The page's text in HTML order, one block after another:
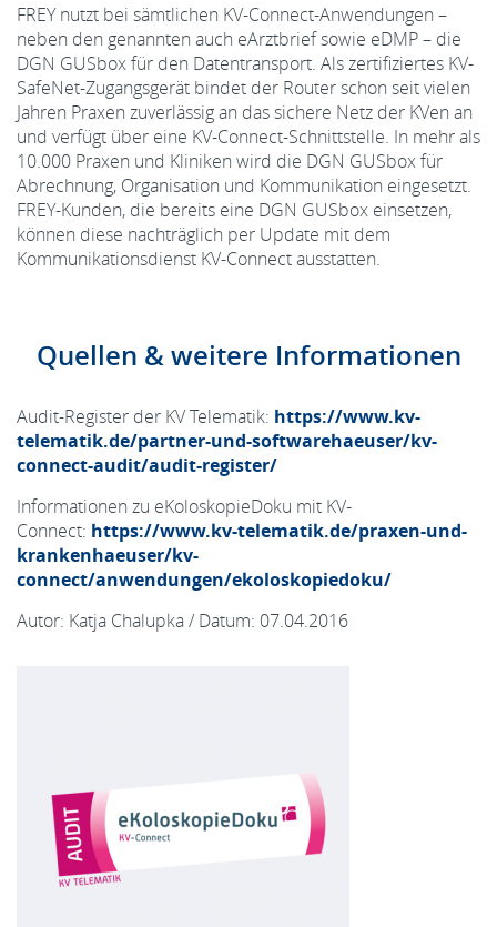
FREY nutzt bei sämtlichen KV-Connect-Anwendungen –
neben den genannten auch eArztbrief sowie eDMP – die
DGN GUSbox für den Datentransport. Als zertifiziertes KV-
SafeNet-Zugangsgerät bindet der Router schon seit vielen
Jahren Praxen zuverlässig an das sichere Netz der KVen an
und verfügt über eine KV-Connect-Schnittstelle. In mehr als
10.000 Praxen und Kliniken wird die DGN GUSbox für
Abrechnung, Organisation und Kommunikation eingesetzt.
FREY-Kunden, die bereits eine DGN GUSbox einsetzen,
können diese nachträglich per Update mit dem
Kommunikationsdienst KV-Connect ausstatten.
Quellen & weitere Informationen
Audit-Register der KV Telematik: https://www.kv-
telematik.de/partner-und-softwarehaeuser/kv-
connect-audit/audit-register/
Informationen zu eKoloskopieDoku mit KV-
Connect: https://www.kv-telematik.de/praxen-und-
krankenhaeuser/kv-
connect/anwendungen/ekoloskopiedoku/
Autor: Katja Chalupka / Datum: 07.04.2016